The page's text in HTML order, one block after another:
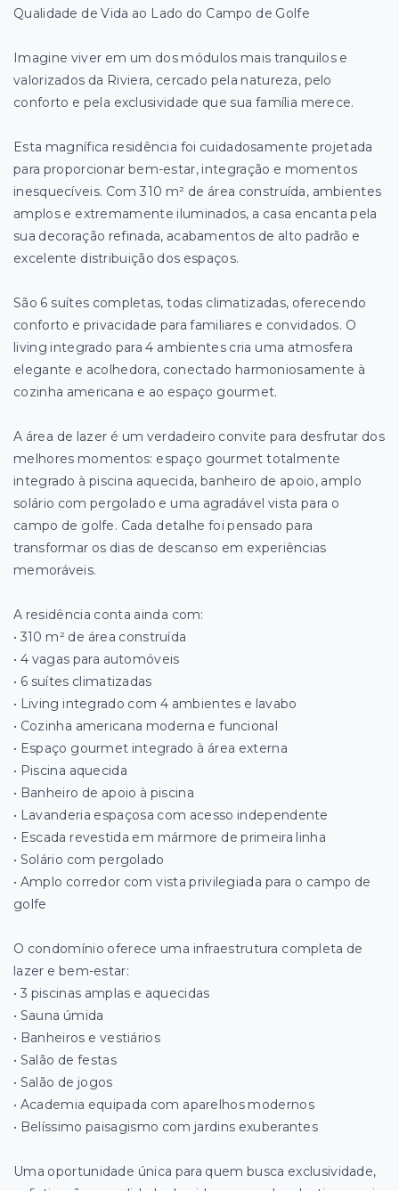
Qualidade de Vida ao Lado do Campo de Golfe
Imagine viver em um dos módulos mais tranquilos e
valorizados da Riviera, cercado pela natureza, pelo
conforto e pela exclusividade que sua família merece.
Esta magnífica residência foi cuidadosamente projetada
para proporcionar bem-estar, integração e momentos
inesquecíveis. Com 310 m² de área construída, ambientes
amplos e extremamente iluminados, a casa encanta pela
sua decoração refinada, acabamentos de alto padrão e
excelente distribuição dos espaços.
São 6 suítes completas, todas climatizadas, oferecendo
conforto e privacidade para familiares e convidados. O
living integrado para 4 ambientes cria uma atmosfera
elegante e acolhedora, conectado harmoniosamente à
cozinha americana e ao espaço gourmet.
A área de lazer é um verdadeiro convite para desfrutar dos
melhores momentos: espaço gourmet totalmente
integrado à piscina aquecida, banheiro de apoio, amplo
solário com pergolado e uma agradável vista para o
campo de golfe. Cada detalhe foi pensado para
transformar os dias de descanso em experiências
memoráveis.
A residência conta ainda com:
• 310 m² de área construída
• 4 vagas para automóveis
• 6 suítes climatizadas
• Living integrado com 4 ambientes e lavabo
• Cozinha americana moderna e funcional
• Espaço gourmet integrado à área externa
• Piscina aquecida
• Banheiro de apoio à piscina
• Lavanderia espaçosa com acesso independente
• Escada revestida em mármore de primeira linha
• Solário com pergolado
• Amplo corredor com vista privilegiada para o campo de
golfe
O condomínio oferece uma infraestrutura completa de
lazer e bem-estar:
• 3 piscinas amplas e aquecidas
• Sauna úmida
• Banheiros e vestiários
• Salão de festas
• Salão de jogos
• Academia equipada com aparelhos modernos
• Belíssimo paisagismo com jardins exuberantes
Uma oportunidade única para quem busca exclusividade,